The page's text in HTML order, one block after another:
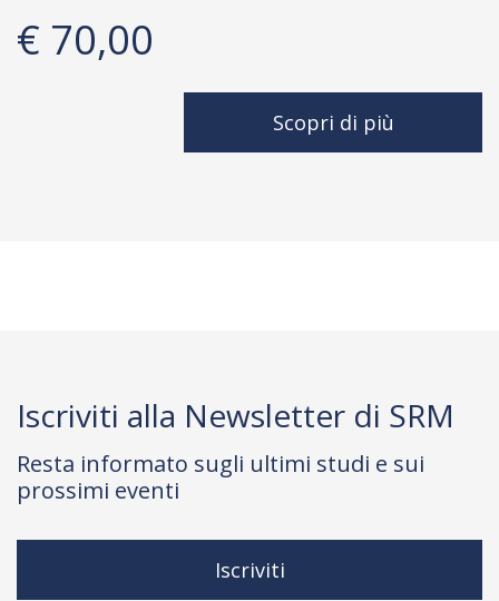
€ 70,00
Scopri di più
Iscriviti alla Newsletter di SRM
Resta informato sugli ultimi studi e sui
prossimi eventi
Iscriviti